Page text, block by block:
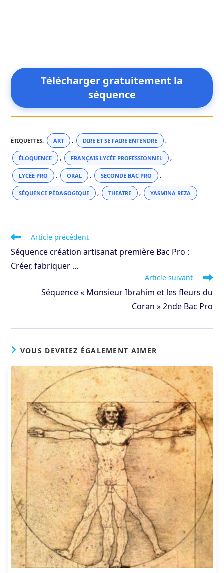
Télécharger gratuitement la
séquence
ÉTIQUETTES: ART , DIRE ET SE FAIRE ENTENDRE ,
ÉLOQUENCE , FRANÇAIS LYCÉE PROFESSIONNEL ,
LYCÉE PRO , ORAL , SECONDE BAC PRO ,
SÉQUENCE PÉDAGOGIQUE , THEATRE , YASMINA REZA
Read
more
articles
Article précédent
Séquence création artisanat première Bac Pro :
Créer, fabriquer …
Article suivant
Séquence « Monsieur Ibrahim et les fleurs du
Coran » 2nde Bac Pro
VOUS DEVRIEZ ÉGALEMENT AIMER